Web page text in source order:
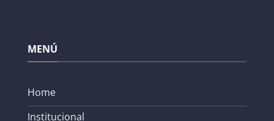
MENÚ
Home
Institucional